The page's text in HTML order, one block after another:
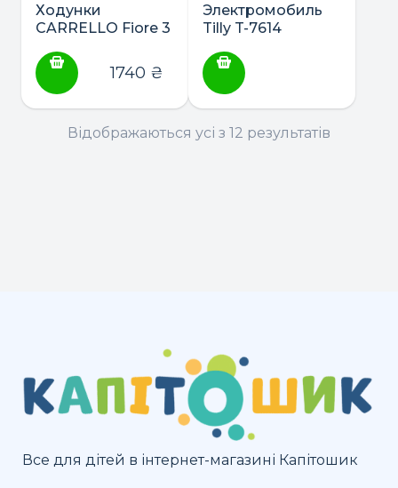
Ходунки
CARRELLO Fiore 3
качалка, каталка)
1740 ₴
Электромобиль
Tilly T-7614
Відображаються усі з 12 результатів
Все для дітей в інтернет-магазині Капітошик